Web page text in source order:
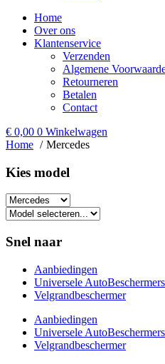
Home
Over ons
Klantenservice
Verzenden
Algemene
Retourneren
Betalen
Contact
€ 0,00 0 Winkelwagen
Home
Mercedes
Kies model​
Snel naar
Aanbiedingen
Universele AutoBeschermers
Velgrandbeschermer
Aanbiedingen
Universele AutoBeschermers
Velgrandbeschermer